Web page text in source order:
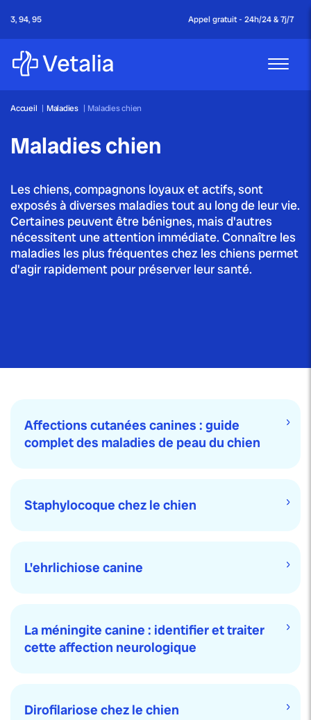
Appel gratuit - 24h/24 & 7j/7
Accueil | Maladies | Maladies chien
Maladies chien
Les chiens, compagnons loyaux et actifs, sont
exposés à diverses maladies tout au long de leur vie.
Certaines peuvent être bénignes, mais d'autres
nécessitent une attention immédiate. Connaître les
maladies les plus fréquentes chez les chiens permet
d'agir rapidement pour préserver leur santé.
Affections cutanées canines : guide
complet des maladies de peau du chien
Staphylocoque chez le chien
L'ehrlichiose canine
La méningite canine : identifier et traiter
cette affection neurologique
Dirofilariose chez le chien